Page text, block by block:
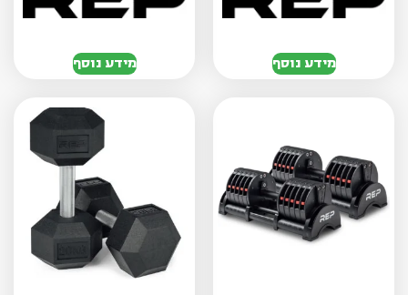
מידע נוסף מידע נוסף